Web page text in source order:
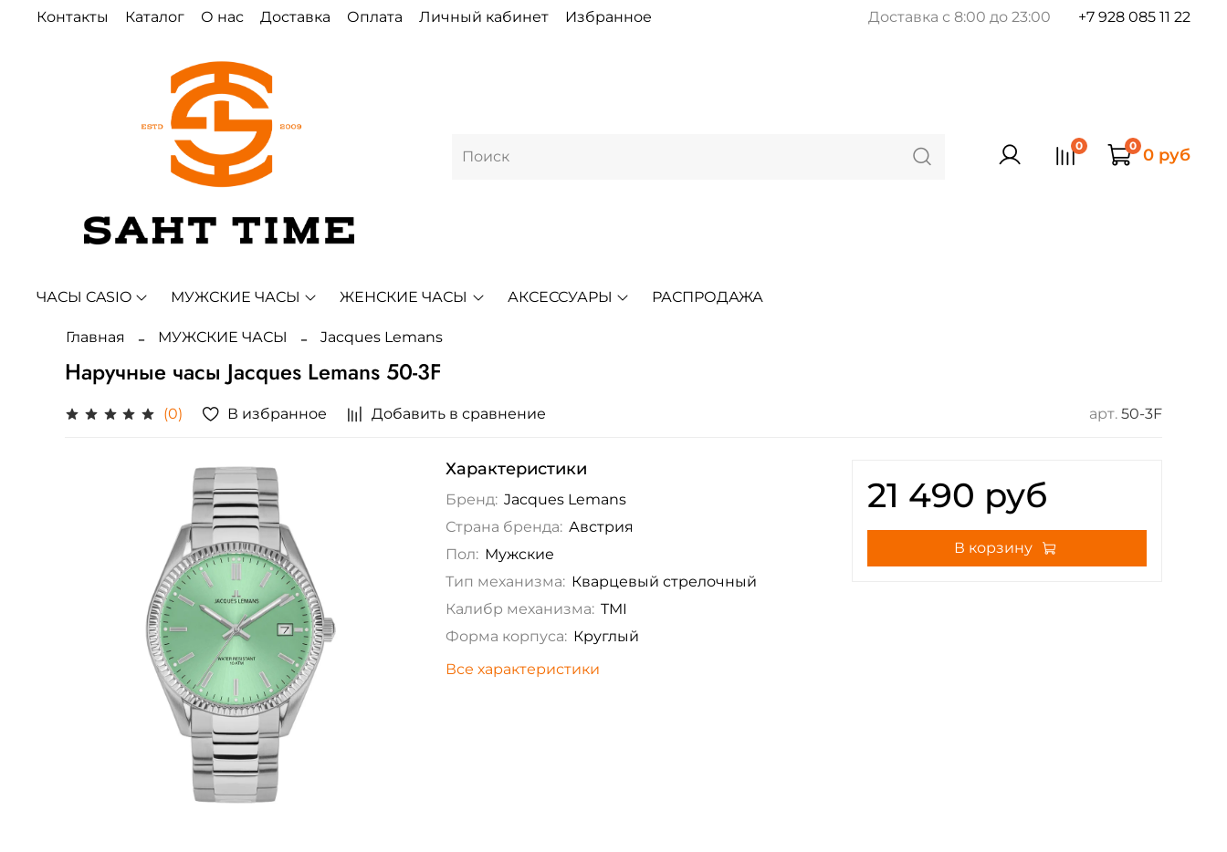
Контакты Каталог О нас Доставка Оплата Личный кабинет Избранное Доставка с 8:00 до 23:00 +7 928 085 11 22
0 0 0 руб
ЧАСЫ CASIO МУЖСКИЕ ЧАСЫ ЖЕНСКИЕ ЧАСЫ АКСЕССУАРЫ РАСПРОДАЖА
Главная МУЖСКИЕ ЧАСЫ Jacques Lemans
Наручные часы Jacques Lemans 50-3F
(0) В избранное Добавить в сравнение арт. 50-3F
Характеристики
Бренд: Jacques Lemans
Страна бренда: Австрия
Пол: Мужские
Тип механизма: Кварцевый стрелочный
Калибр механизма: TMI
Форма корпуса: Круглый
Все характеристики
21 490 руб
В корзину